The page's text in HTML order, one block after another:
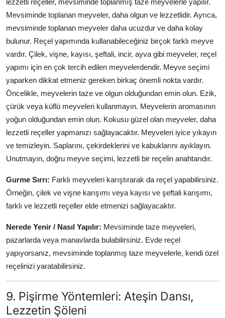
lezzetli reçeller, mevsiminde toplanmış taze meyvelerle yapılır.
Mevsiminde toplanan meyveler, daha olgun ve lezzetlidir. Ayrıca,
mevsiminde toplanan meyveler daha ucuzdur ve daha kolay
bulunur. Reçel yapımında kullanabileceğiniz birçok farklı meyve
vardır. Çilek, vişne, kayısı, şeftali, incir, ayva gibi meyveler, reçel
yapımı için en çok tercih edilen meyvelerdendir. Meyve seçimi
yaparken dikkat etmeniz gereken birkaç önemli nokta vardır.
Öncelikle, meyvelerin taze ve olgun olduğundan emin olun. Ezik,
çürük veya küflü meyveleri kullanmayın. Meyvelerin aromasının
yoğun olduğundan emin olun. Kokusu güzel olan meyveler, daha
lezzetli reçeller yapmanızı sağlayacaktır. Meyveleri iyice yıkayın
ve temizleyin. Saplarını, çekirdeklerini ve kabuklarını ayıklayın.
Unutmayın, doğru meyve seçimi, lezzetli bir reçelin anahtarıdır.
Gurme Sırrı: Farklı meyveleri karıştırarak da reçel yapabilirsiniz.
Örneğin, çilek ve vişne karışımı veya kayısı ve şeftali karışımı,
farklı ve lezzetli reçeller elde etmenizi sağlayacaktır.
Nerede Yenir / Nasıl Yapılır: Mevsiminde taze meyveleri,
pazarlarda veya manavlarda bulabilirsiniz. Evde reçel
yapıyorsanız, mevsiminde toplanmış taze meyvelerle, kendi özel
reçelinizi yaratabilirsiniz.
9. Pişirme Yöntemleri: Ateşin Dansı,
Lezzetin Şöleni